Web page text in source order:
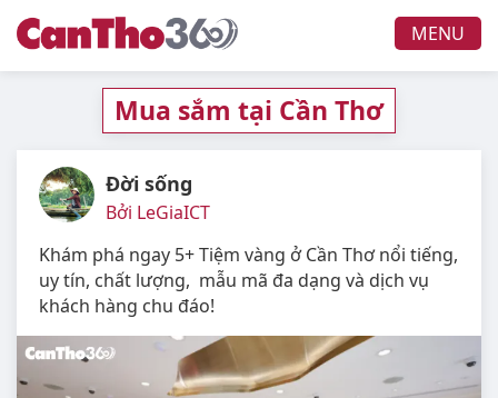
MENU
Mua sắm tại Cần Thơ
Đời sống
Bởi LeGiaICT
Khám phá ngay 5+ Tiệm vàng ở Cần Thơ nổi tiếng,
uy tín, chất lượng, mẫu mã đa dạng và dịch vụ
khách hàng chu đáo!